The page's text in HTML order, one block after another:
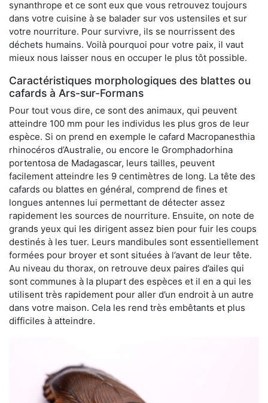
synanthrope et ce sont eux que vous retrouvez toujours
dans votre cuisine à se balader sur vos ustensiles et sur
votre nourriture. Pour survivre, ils se nourrissent des
déchets humains. Voilà pourquoi pour votre paix, il vaut
mieux nous laisser nous en occuper le plus tôt possible.
Caractéristiques morphologiques des blattes ou
cafards à Ars-sur-Formans
Pour tout vous dire, ce sont des animaux, qui peuvent
atteindre 100 mm pour les individus les plus gros de leur
espèce. Si on prend en exemple le cafard Macropanesthia
rhinocéros d’Australie, ou encore le Gromphadorhina
portentosa de Madagascar, leurs tailles, peuvent
facilement atteindre les 9 centimètres de long. La tête des
cafards ou blattes en général, comprend de fines et
longues antennes lui permettant de détecter assez
rapidement les sources de nourriture. Ensuite, on note de
grands yeux qui les dirigent assez bien pour fuir les coups
destinés à les tuer. Leurs mandibules sont essentiellement
formées pour broyer et sont situées à l’avant de leur tête.
Au niveau du thorax, on retrouve deux paires d’ailes qui
sont communes à la plupart des espèces et il en a qui les
utilisent très rapidement pour aller d’un endroit à un autre
dans votre maison. Cela les rend très embêtants et plus
difficiles à atteindre.